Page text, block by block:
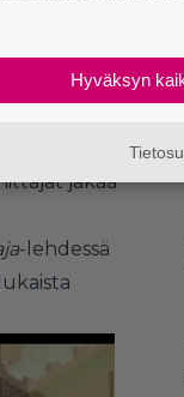
jakaa
-lehdessä
Hyväksyn